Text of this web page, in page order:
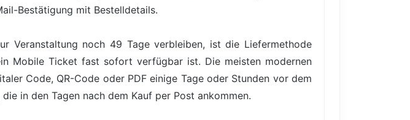
Bestätigung mit Bestelldetails.
Veranstaltung noch 49 Tage verbleiben, ist die Liefermethode
Mobile Ticket fast sofort verfügbar ist. Die meisten modernen
Code, QR-Code oder PDF einige Tage oder Stunden vor dem
in den Tagen nach dem Kauf per Post ankommen.